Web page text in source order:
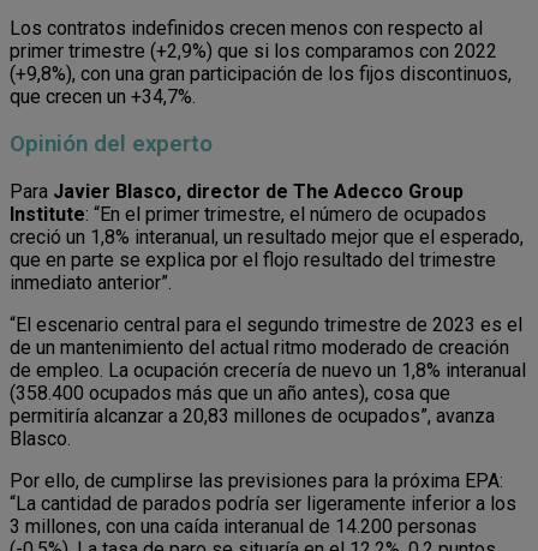
Los contratos indefinidos crecen menos con respecto al
primer trimestre (+2,9%) que si los comparamos con 2022
(+9,8%), con una gran participación de los fijos discontinuos,
que crecen un +34,7%.
Opinión del experto
Para Javier Blasco, director de The Adecco Group
Institute: “En el primer trimestre, el número de ocupados
creció un 1,8% interanual, un resultado mejor que el esperado,
que en parte se explica por el flojo resultado del trimestre
inmediato anterior”.
“El escenario central para el segundo trimestre de 2023 es el
de un mantenimiento del actual ritmo moderado de creación
de empleo. La ocupación crecería de nuevo un 1,8% interanual
(358.400 ocupados más que un año antes), cosa que
permitiría alcanzar a 20,83 millones de ocupados”, avanza
Blasco.
Por ello, de cumplirse las previsiones para la próxima EPA:
“La cantidad de parados podría ser ligeramente inferior a los
3 millones, con una caída interanual de 14.200 personas